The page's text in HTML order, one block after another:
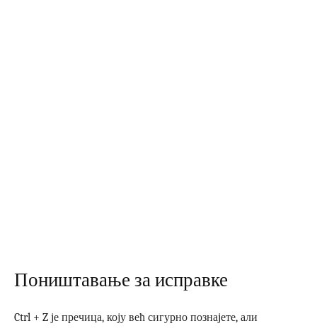
Поништавање за исправке
Ctrl + Z је пречица, коју већ сигурно познајете, али